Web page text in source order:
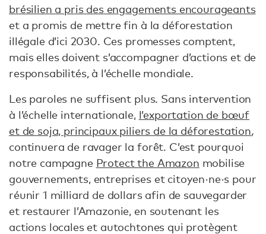
brésilien a pris des engagements encourageants
et a promis de mettre fin à la déforestation
illégale d’ici 2030. Ces promesses comptent,
mais elles doivent s’accompagner d’actions et de
responsabilités, à l’échelle mondiale.
Les paroles ne suffisent plus. Sans intervention
à l’échelle internationale, l’exportation de bœuf
et de soja, principaux piliers de la déforestation,
continuera de ravager la forêt. C’est pourquoi
notre campagne Protect the Amazon mobilise
gouvernements, entreprises et citoyen·ne·s pour
réunir 1 milliard de dollars afin de sauvegarder
et restaurer l’Amazonie, en soutenant les
actions locales et autochtones qui protègent